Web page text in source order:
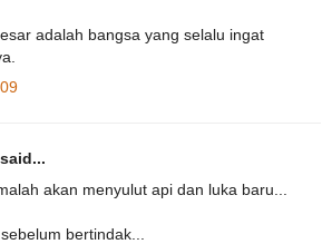
adalah bangsa yang selalu ingat
akan menyulut api dan luka baru...
bertindak...